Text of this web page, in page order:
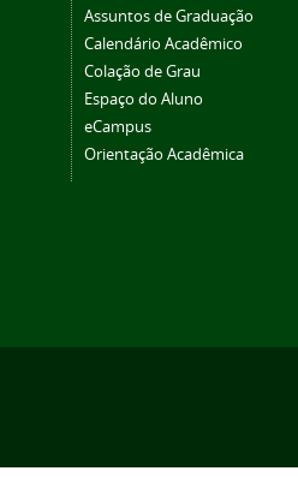
Assuntos de Graduação
Calendário Acadêmico
Colação de Grau
Espaço do Aluno
eCampus
Orientação Acadêmica